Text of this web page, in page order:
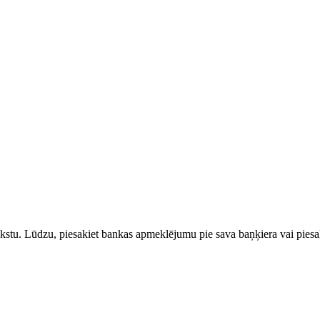
Lūdzu, piesakiet bankas apmeklējumu pie sava baņķiera vai